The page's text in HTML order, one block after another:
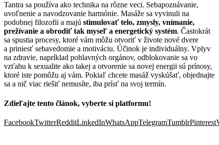
Tantra sa používa ako technika na rôzne veci. Sebapoznávanie,
uvoľnenie a navodzovanie harmónie. Masáže sa vyvinuli na
podobnej filozofii a majú stimulovať telo, zmysly, vnímanie,
prežívanie a obrodiť tak myseľ a energetický systém. Častokrát
sa spustia procesy, ktoré vám môžu otvoriť v živote nové dvere
a priniesť sebavedomie a motiváciu. Účinok je individuálny. Vplyv
na zdravie, napríklad pohlavných orgánov, odblokovanie sa vo
vzťahu k sexualite ako takej a otvorenie sa novej energii sú prínosy,
ktoré iste pomôžu aj vám. Pokiaľ chcete masáž vyskúšať, objednajte
sa a nič viac riešiť nemusíte, iba prísť na svoj termín.
Zdieľajte tento článok, vyberte si platformu!
FacebookTwitterRedditLinkedInWhatsAppTelegramTumblrPinterest